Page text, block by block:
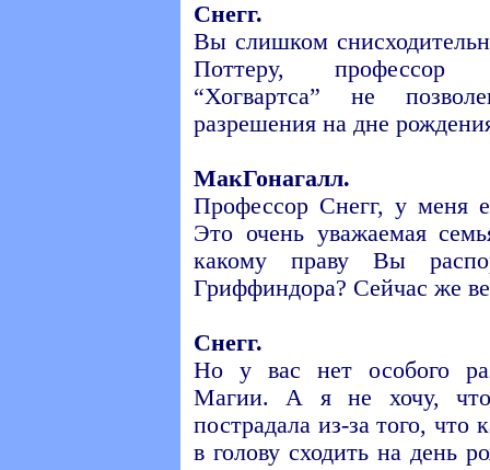
Снегг.
Вы слишком
Поттеру, профессор
“Хогвартса” не
разрешения на дне
МакГонагалл.
Профессор Снегг, у меня
Это очень уважаемая
какому праву Вы
Гриффиндора? Сейчас же
Снегг.
Но у вас нет особого
Магии. А я не хочу,
пострадала из-за того, что
в голову сходить на день